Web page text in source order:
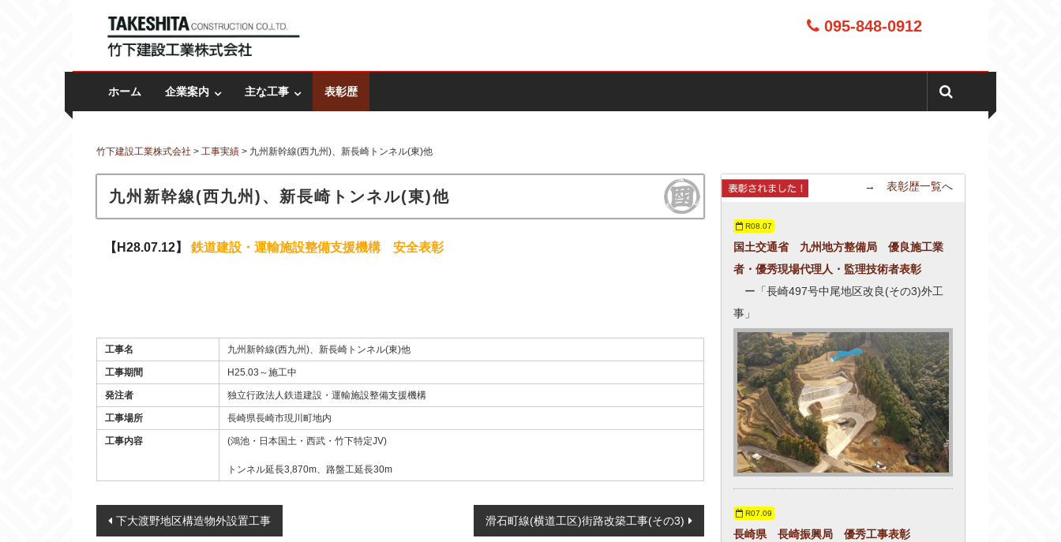
095-848-0912
竹下建設工業株式会社
創業昭和27年ー長崎の建設会社
ホーム 企業案内 主な工事 表彰歴
竹下建設工業株式会社 > 工事実績 > 九州新幹線(西九州)、新長崎トンネル(東)他
九州新幹線(西九州)、新長崎トンネル(東)他
【H28.07.12】 鉄道建設・運輸施設整備支援機構 安全表彰
工事名 九州新幹線(西九州)、新長崎トンネル(東)他
工事期間 H25.03～施工中
発注者 独立行政法人鉄道建設・運輸施設整備支援機構
工事場所 長崎県長崎市現川町地内
工事内容 (鴻池・日本国土・西武・竹下特定JV)
トンネル延長3,870m、路盤工延長30m
Post navigation
下大渡野地区構造物外設置工事 滑石町線(横道工区)街路改築工事(その3)
R08.07
国土交通省 九州地方整備局 優良施工業
者・優秀現場代理人・監理技術者表彰
ー「長崎497号中尾地区改良(その3)外工
事」
R07.09
長崎県 長崎振興局 優秀工事表彰
→ 表彰歴一覧へ